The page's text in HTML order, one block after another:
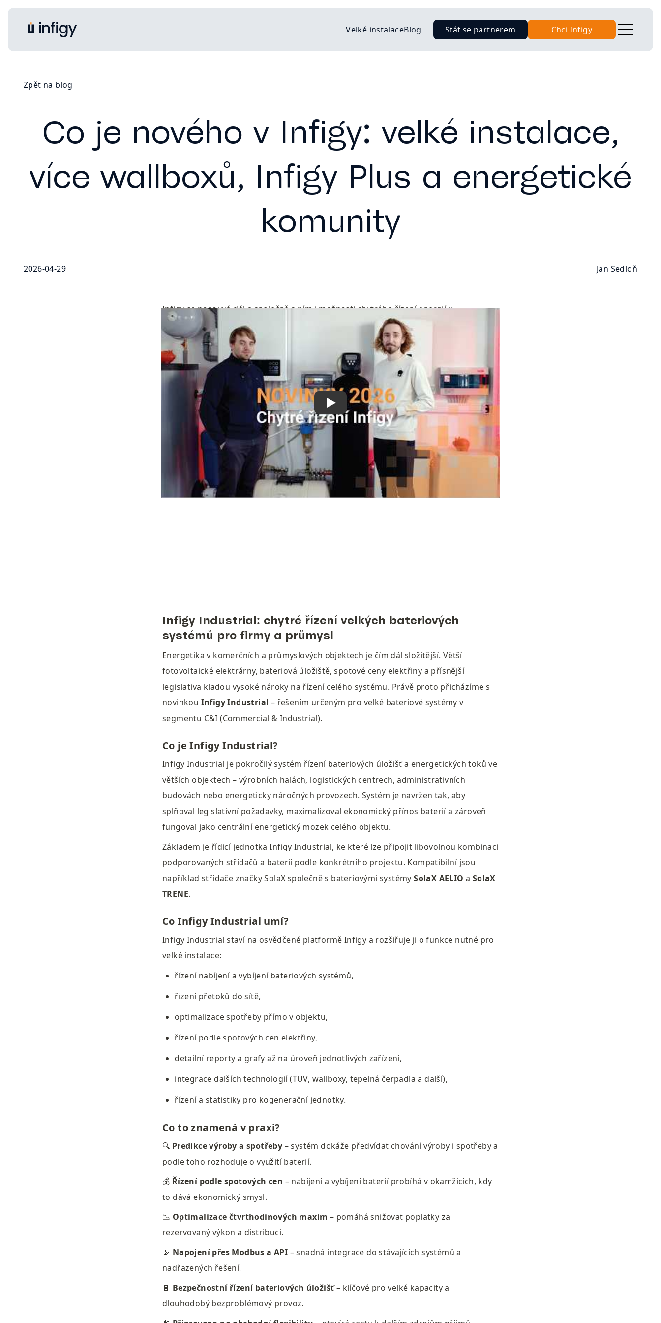
Velké instalaceBlog Stát se partnerem Chci Infigy
Zpět na blog
Co je nového v Infigy: velké instalace,
více wallboxů, Infigy Plus a energetické
komunity
2026-04-29 Jan Sedloň
Infigy se posouvá dál a společně s ním i možnosti chytrého řízení energií v
domácnostech, firmách i celých komunitách. Za poslední období jsme přidali hned
několik zásadních novinek, které rozšiřují to, co s Infigy dokážete. Od řízení velkých
průmyslových baterií, přes správu více wallboxů současně, novou prémiovou
nadstavbu Infigy Plus, až po propojení s energetickými komunitami. V tomto článku
vám ukážeme přehled toho nejdůležitějšího.
Infigy Industrial: chytré řízení velkých bateriových
systémů pro firmy a průmysl
Energetika v komerčních a průmyslových objektech je čím dál složitější. Větší
fotovoltaické elektrárny, bateriová úložiště, spotové ceny elektřiny a přísnější
legislativa kladou vysoké nároky na řízení celého systému. Právě proto přicházíme s
novinkou Infigy Industrial – řešením určeným pro velké bateriové systémy v
segmentu C&I (Commercial & Industrial).
Co je Infigy Industrial?
Infigy Industrial je pokročilý systém řízení bateriových úložišť a energetických toků ve
větších objektech – výrobních halách, logistických centrech, administrativních
budovách nebo energeticky náročných provozech. Systém je navržen tak, aby
splňoval legislativní požadavky, maximalizoval ekonomický přínos baterií a zároveň
fungoval jako centrální energetický mozek celého objektu.
Základem je řídicí jednotka Infigy Industrial, ke které lze připojit libovolnou kombinaci
podporovaných střídačů a baterií podle konkrétního projektu. Kompatibilní jsou
například střídače značky SolaX společně s bateriovými systémy SolaX AELIO a SolaX
TRENE.
Co Infigy Industrial umí?
Infigy Industrial staví na osvědčené platformě Infigy a rozšiřuje ji o funkce nutné pro
velké instalace:
řízení nabíjení a vybíjení bateriových systémů,
řízení přetoků do sítě,
optimalizace spotřeby přímo v objektu,
řízení podle spotových cen elektřiny,
detailní reporty a grafy až na úroveň jednotlivých zařízení,
integrace dalších technologií (TUV, wallboxy, tepelná čerpadla a další),
řízení a statistiky pro kogenerační jednotky.
Co to znamená v praxi?
🔍 Predikce výroby a spotřeby – systém dokáže předvídat chování výroby i spotřeby a
podle toho rozhoduje o využití baterií.
💰 Řízení podle spotových cen – nabíjení a vybíjení baterií probíhá v okamžicích, kdy
to dává ekonomický smysl.
📉 Optimalizace čtvrthodinových maxim – pomáhá snižovat poplatky za
rezervovaný výkon a distribuci.
📡 Napojení přes Modbus a API – snadná integrace do stávajících systémů a
nadřazených řešení.
🔋 Bezpečnostní řízení bateriových úložišť – klíčové pro velké kapacity a
dlouhodobý bezproblémový provoz.